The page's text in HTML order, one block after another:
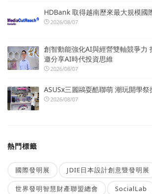
HDBank 取得越南歷來最大規模國
2026/08/07
創智動能強化AI與經營雙軸競爭力
邀分享AI時代投資思維
2026/08/07
ASUSx三麗鷗耍酷聯萌 潮玩開學祭
2026/08/07
熱門標籤
國際發明展 JDIE日本設計創意暨發明展
世界發明智慧財產聯盟總會 SocialLab